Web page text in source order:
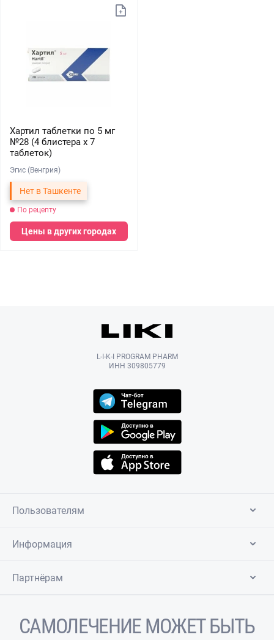
Хартил таблетки по 5 мг
№28 (4 блистера х 7
таблеток)
Эгис (Венгрия)
Нет в Ташкенте
По рецепту
Цены в других городах
L-I-K-I PROGRAM PHARM
ИНН 309805779
Пользователям
Информация
Партнёрам
САМОЛЕЧЕНИЕ МОЖЕТ БЫТЬ